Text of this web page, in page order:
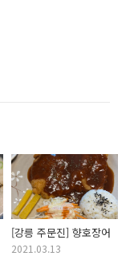
[강릉 주문진] 향호장어
2021.03.13